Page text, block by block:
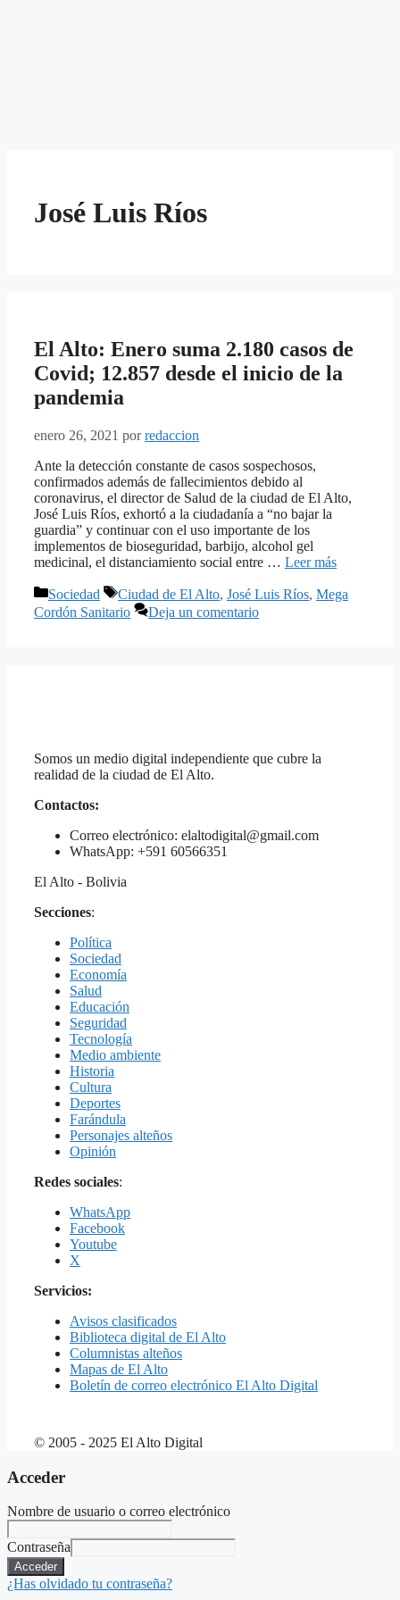
José Luis Ríos
El Alto: Enero suma 2.180 casos de
Covid; 12.857 desde el inicio de la
pandemia
enero 26, 2021 porredaccion
Ante la detección constante de casos sospechosos,
confirmados además de fallecimientos debido al
coronavirus, el director de Salud de la ciudad de El Alto,
José Luis Ríos, exhortó a la ciudadanía a “no bajar la
guardia” y continuar con el uso importante de los
implementos de bioseguridad, barbijo, alcohol gel
medicinal, el distanciamiento social entre … Leer más
Categorías
Sociedad Etiquetas
Ciudad de El Alto, José Luis Ríos, Mega
Cordón Sanitario
Deja un comentario
Somos un medio digital independiente que cubre la
realidad de la ciudad de El Alto.
Contactos:
Correo electrónico: elaltodigital@gmail.com
WhatsApp: +591 60566351
El Alto - Bolivia
Secciones:
Política
Sociedad
Economía
Salud
Educación
Seguridad
Tecnología
Medio ambiente
Historia
Cultura
Deportes
Farándula
Personajes alteños
Opinión
Redes sociales:
WhatsApp
Facebook
Youtube
X
Servicios:
Avisos clasificados
Biblioteca digital de El Alto
Columnistas alteños
Mapas de El Alto
Boletín de correo electrónico El Alto Digital
© 2005 - 2025 El Alto Digital
Acceder
Nombre de usuario o correo electrónico
Contraseña
Acceder
¿Has olvidado tu contraseña?